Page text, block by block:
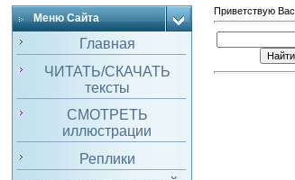
Меню Сайта
Главная
ЧИТАТЬ/СКАЧАТЬ
тексты
СМОТРЕТЬ
иллюстрации
Реплики
Приветствую Вас